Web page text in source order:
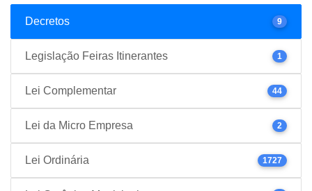
Decretos 9
Legislação Feiras Itinerantes 1
Lei Complementar 44
Lei da Micro Empresa 2
Lei Ordinária 1727